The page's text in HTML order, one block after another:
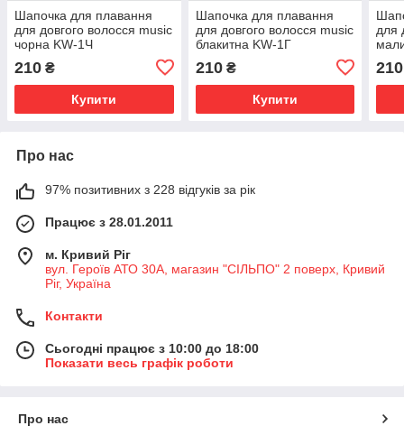
Шапочка для плавання
для довгого волосся music
чорна KW-1Ч
210 ₴
Купити
Шапочка для плавання
для довгого волосся music
блакитна KW-1Г
210₴
Купити
для
210
Про нас
97% позитивних з 228 відгуків за рік
Працює з 28.01.2011
м. Кривий Ріг
вул. Героїв АТО 30А, магазин "СІЛЬПО" 2 поверх, Кривий
Ріг, Україна
Контакти
Сьогодні працює з 10:00 до 18:00
Показати весь графік роботи
Про нас